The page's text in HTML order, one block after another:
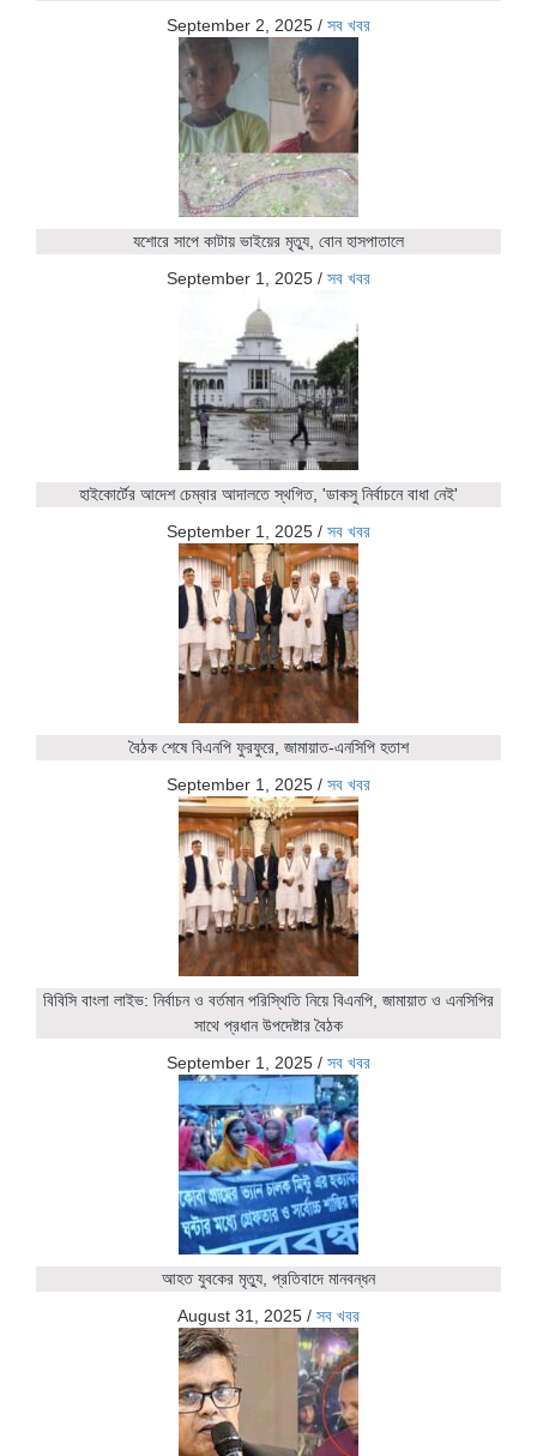
September 2, 2025 / সব খবর
যশোরে সাপে কাটায় ভাইয়ের মৃত্যু, বোন হাসপাতালে
September 1, 2025 / সব খবর
হাইকোর্টের আদেশ চেম্বার আদালতে স্থগিত, 'ডাকসু নির্বাচনে বাধা নেই'
September 1, 2025 / সব খবর
বৈঠক শেষে বিএনপি ফুরফুরে, জামায়াত-এনসিপি হতাশ
September 1, 2025 / সব খবর
বিবিসি বাংলা লাইভ: নির্বাচন ও বর্তমান পরিস্থিতি নিয়ে বিএনপি, জামায়াত ও এনসিপির
সাথে প্রধান উপদেষ্টার বৈঠক
September 1, 2025 / সব খবর
আহত যুবকের মৃত্যু, প্রতিবাদে মানবন্ধন
August 31, 2025 / সব খবর